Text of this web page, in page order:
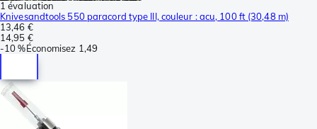
1 évaluation
Knivesandtools 550 paracord type III, couleur : acu, 100 ft (30,48 m)
13,46 €
14,95 €
-10 %Économisez 1,49